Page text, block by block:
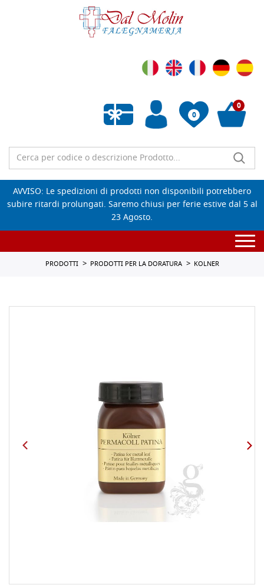
0
Wishlist vuota
0
AVVISO: Le spedizioni di prodotti non disponibili potrebbero
subire ritardi prolungati. Saremo chiusi per ferie estive dal 5 al
23 Agosto.
PRODOTTI PRODOTTI PER LA DORATURA KOLNER